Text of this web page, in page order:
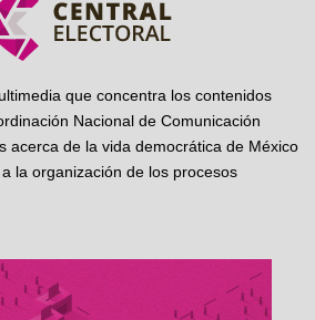
que concentra los contenidos
Nacional de Comunicación
acerca de la vida democrática de México
la organización de los procesos